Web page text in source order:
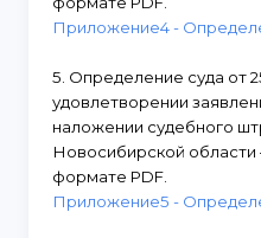
Приложение4 -
5. Определение суда от
удовлетворении
наложении судебного
Новосибирской области
формате PDF.
Приложение5 -